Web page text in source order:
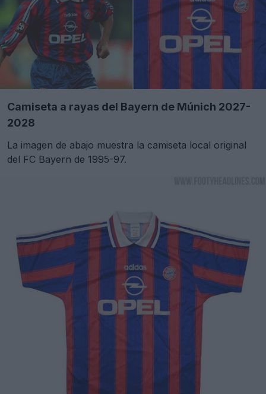
Camiseta a rayas del Bayern de Múnich 2027-
2028
La imagen de abajo muestra la camiseta local original
del FC Bayern de 1995-97.